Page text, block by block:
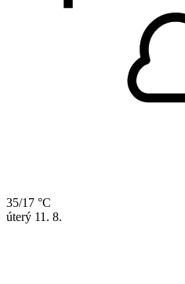
35/17 °C
úterý 11. 8.